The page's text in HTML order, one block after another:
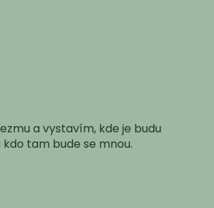
a vystavím, kde je budu
tam bude se mnou.